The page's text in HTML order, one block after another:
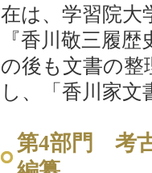
在は、学習院大
『香川敬三履
の後も文書の整
し、「香川家
第4部門 考